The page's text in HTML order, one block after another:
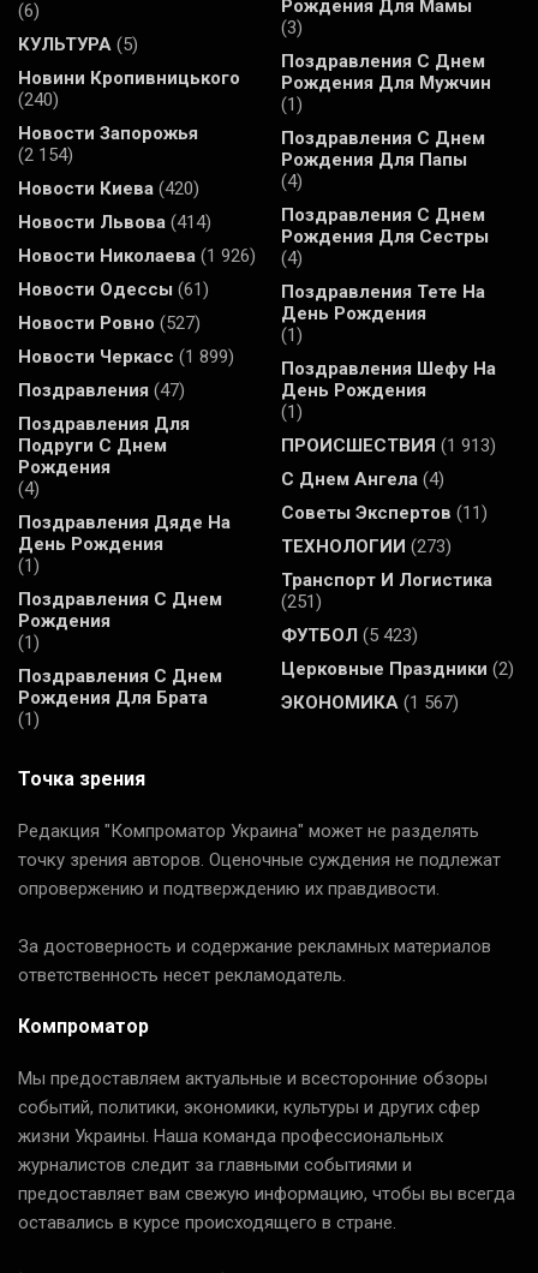
(6)
КУЛЬТУРА (5)
Новини Кропивницького
(240)
Новости Запорожья
(2 154)
Новости Киева (420)
Новости Львова (414)
Новости Николаева (1 926)
Новости Одессы (61)
Новости Ровно (527)
Новости Черкасс (1 899)
Поздравления (47)
Поздравления Для
Подруги С Днем
Рождения
(4)
Поздравления Дяде На
День Рождения
(1)
Поздравления С Днем
Рождения
(1)
Поздравления С Днем
Рождения Для Брата
(1)
Рождения Для Мамы
(3)
Поздравления С Днем
Рождения Для Мужчин
(1)
Поздравления С Днем
Рождения Для Папы
(4)
Поздравления С Днем
Рождения Для Сестры
(4)
Поздравления Тете На
День Рождения
(1)
Поздравления Шефу На
День Рождения
(1)
ПРОИСШЕСТВИЯ (1 913)
С Днем Ангела (4)
Советы Экспертов (11)
ТЕХНОЛОГИИ (273)
Транспорт И Логистика
(251)
ФУТБОЛ (5 423)
Церковные Праздники (2)
ЭКОНОМИКА (1 567)
Точка зрения
Редакция "Компроматор Украина" может не разделять
точку зрения авторов. Оценочные суждения не подлежат
опровержению и подтверждению их правдивости.
За достоверность и содержание рекламных материалов
ответственность несет рекламодатель.
Компроматор
Мы предоставляем актуальные и всесторонние обзоры
событий, политики, экономики, культуры и других сфер
жизни Украины. Наша команда профессиональных
журналистов следит за главными событиями и
предоставляет вам свежую информацию, чтобы вы всегда
оставались в курсе происходящего в стране.